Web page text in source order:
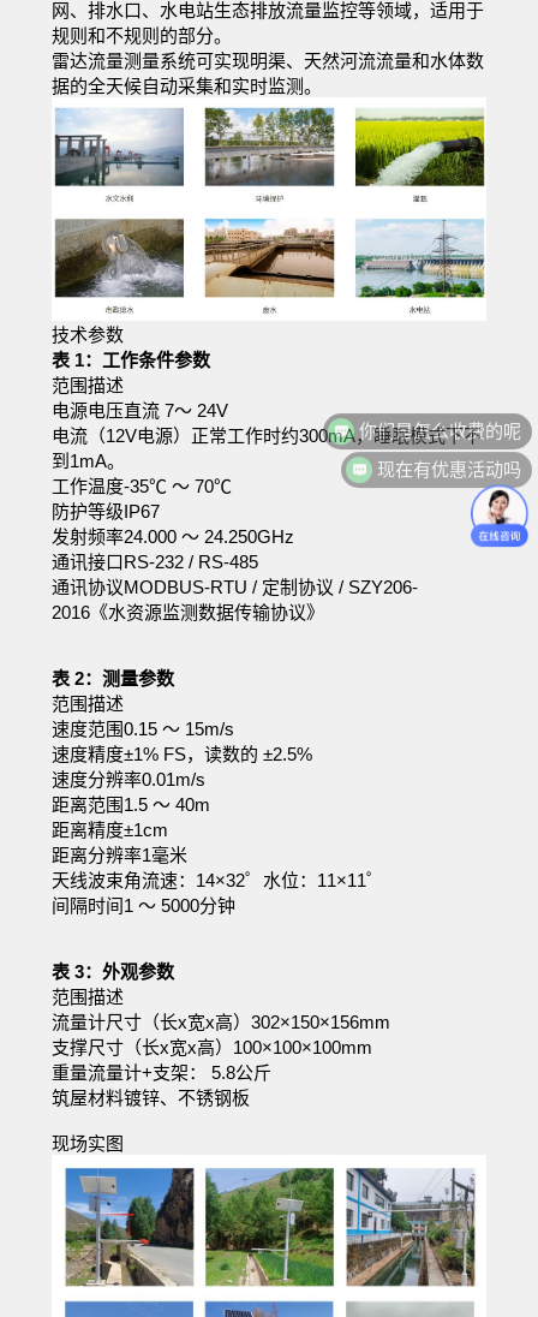
网、排水口、水电站生态排放流量监控等领域，适用于
规则和不规则的部分。
雷达流量测量系统可实现明渠、天然河流流量和水体数
据的全天候自动采集和实时监测。
技术参数
表 1：工作条件参数
范围描述
电源电压直流 7～ 24V
电流（12V电源）正常工作时约300mA，睡眠模式下不
到1mA。
工作温度-35℃ ～ 70℃
防护等级IP67
发射频率24.000 ～ 24.250GHz
通讯接口RS-232 / RS-485
通讯协议MODBUS-RTU / 定制协议 / SZY206-
2016《水资源监测数据传输协议》
表 2：测量参数
范围描述
速度范围0.15 ～ 15m/s
速度精度±1% FS，读数的 ±2.5%
速度分辨率0.01m/s
距离范围1.5 ～ 40m
距离精度±1cm
距离分辨率1毫米
天线波束角流速：14×32゜水位：11×11゜
间隔时间1 ～ 5000分钟
表 3：外观参数
范围描述
流量计尺寸（长x宽x高）302×150×156mm
支撑尺寸（长x宽x高）100×100×100mm
重量流量计+支架： 5.8公斤
筑屋材料镀锌、不锈钢板
现场实图
现在有优惠活动吗